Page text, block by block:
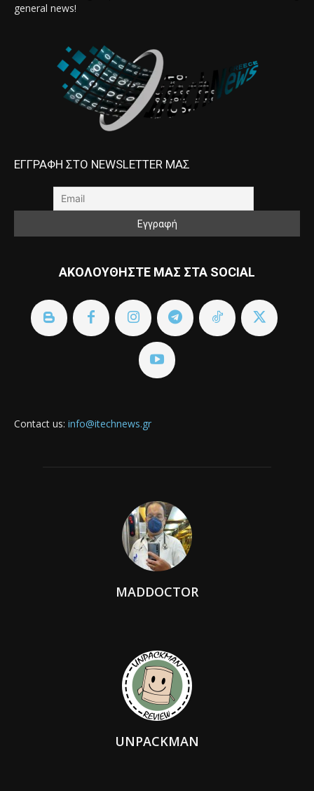
general news!
ΕΓΓΡΑΦΗ ΣΤΟ NEWSLETTER ΜΑΣ
ΑΚΟΛΟΥΘΗΣΤΕ ΜΑΣ ΣΤΑ SOCIAL
Contact us: info@itechnews.gr
MADDOCTOR
UNPACKMAN